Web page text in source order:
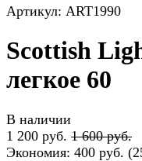
Артикул: ART1990
Scottish
легкое 60
В наличии
1 200 руб. 1 600 руб.
Экономия: 400 руб. (